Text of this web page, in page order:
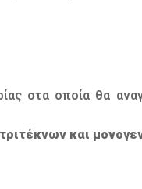
στα οποία θα
και